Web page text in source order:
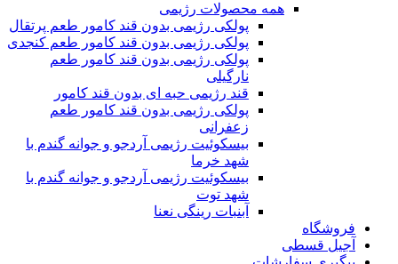
همه محصولات رژیمی
پولکی رژیمی بدون قند کامور طعم پرتقال
پولکی رژیمی بدون قند کامور طعم کنجدی
پولکی رژیمی بدون قند کامور طعم
نارگیلی
قند رژیمی حبه ای بدون قند کامور
پولکی رژیمی بدون قند کامور طعم
زعفرانی
بيسکوئيت رژیمی آردجو و جوانه گندم با
شهد خرما
بيسکوئيت رژیمی آردجو و جوانه گندم با
شهد توت
آبنبات رینگی نعنا
فروشگاه
آجیل قسطی